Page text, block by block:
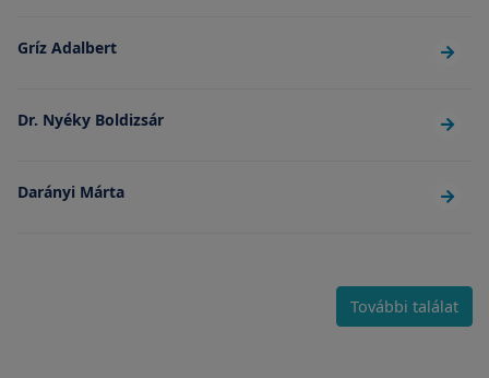
Gríz Adalbert
Dr. Nyéky Boldizsár
Darányi Márta
További találat